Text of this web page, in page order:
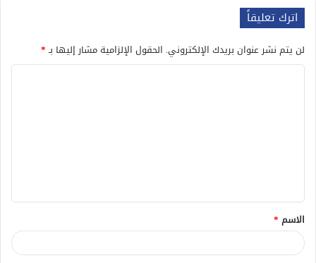
اترك تعليقاً
لن يتم نشر عنوان بريدك الإلكتروني. الحقول الإلزامية مشار إليها بـ*
ق
*
الاسم *